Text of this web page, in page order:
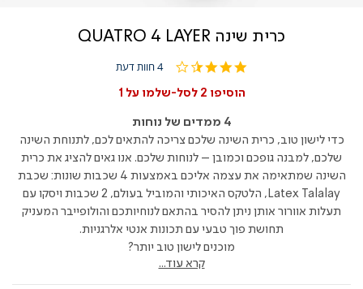
כרית שינה QUATRO 4 LAYER
3.3
rating
4 חוות דעת
הוסיפו 2 לסל-שלמו על 1
4 ממדים של נוחות
כדי לישון טוב, כרית השינה שלכם צריכה להתאים לכם, לתנוחת השינה
שלכם, למבנה גופכם וכמובן – לנוחות שלכם. אנו גאים להציג את כרית
השינה שמתאימה את עצמה אליכם באמצעות 4 שכבות שונות: שכבת
Latex Talalay, הלטקס האיכותי והמוביל בעולם, 2 שכבות ויסקו עם
תעלות אוורור אותן ניתן להסיר בהתאם לנוחיותכם והולופייבר המעניק
תחושת פוך טבעי עם תכונות אנטי אלרגניות.
מוכנים לישון טוב יותר?
קרא עוד...